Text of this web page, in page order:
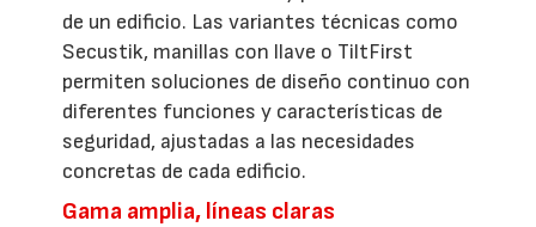
de un edificio. Las variantes técnicas como
Secustik, manillas con llave o TiltFirst
permiten soluciones de diseño continuo con
diferentes funciones y características de
seguridad, ajustadas a las necesidades
concretas de cada edificio.
Gama amplia, líneas claras